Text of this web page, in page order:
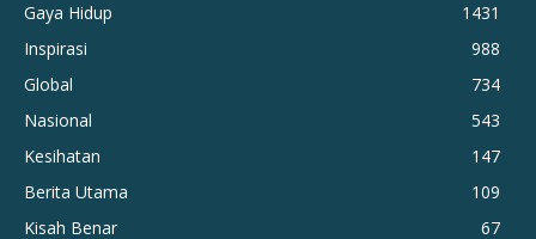
Gaya Hidup
1431
Inspirasi
988
Global
734
Nasional
543
Kesihatan
147
Berita Utama
109
Kisah Benar
67